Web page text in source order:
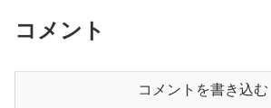
コメント
コメントを書き込む